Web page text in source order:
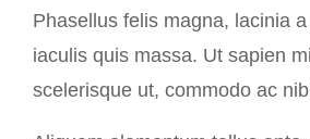
Phasellus felis magna, lacinia
iaculis quis massa. Ut sapien
scelerisque ut, commodo ac